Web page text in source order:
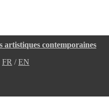
contemporaines
FR EN